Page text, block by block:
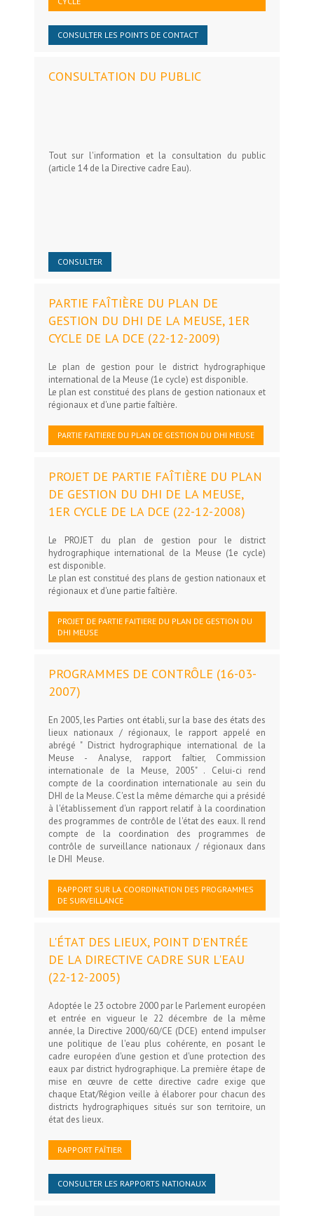
CONSULTER LES POINTS DE CONTACT
CONSULTATION DU PUBLIC
Tout sur l'information et la consultation du public
(article 14 de la Directive cadre Eau).
CONSULTER
PARTIE FAÎTIÈRE DU PLAN DE
GESTION DU DHI DE LA MEUSE, 1ER
CYCLE DE LA DCE (22-12-2009)
Le plan de gestion pour le district hydrographique
international de la Meuse (1e cycle) est disponible.
Le plan est constitué des plans de gestion nationaux et
régionaux et d'une partie faîtière.
PARTIE FAITIERE DU PLAN DE GESTION DU DHI MEUSE
PROJET DE PARTIE FAÎTIÈRE DU PLAN
DE GESTION DU DHI DE LA MEUSE,
1ER CYCLE DE LA DCE (22-12-2008)
Le PROJET du plan de gestion pour le district
hydrographique international de la Meuse (1e cycle)
est disponible.
Le plan est constitué des plans de gestion nationaux et
régionaux et d'une partie faîtière.
PROJET DE PARTIE FAITIERE DU PLAN DE GESTION DU
DHI MEUSE
PROGRAMMES DE CONTRÔLE (16-03-
2007)
En 2005, les Parties ont établi, sur la base des états des
lieux nationaux / régionaux, le rapport appelé en
abrégé " District hydrographique international de la
Meuse - Analyse, rapport faîtier, Commission
internationale de la Meuse, 2005" . Celui-ci rend
compte de la coordination internationale au sein du
DHI de la Meuse. C'est la même démarche qui a présidé
à l'établissement d'un rapport relatif à la coordination
des programmes de contrôle de l'état des eaux. Il rend
compte de la coordination des programmes de
contrôle de surveillance nationaux / régionaux dans
le DHI Meuse.
RAPPORT SUR LA COORDINATION DES PROGRAMMES
DE SURVEILLANCE
L'ÉTAT DES LIEUX, POINT D'ENTRÉE
DE LA DIRECTIVE CADRE SUR L'EAU
(22-12-2005)
Adoptée le 23 octobre 2000 par le Parlement européen
et entrée en vigueur le 22 décembre de la même
année, la Directive 2000/60/CE (DCE) entend impulser
une politique de l'eau plus cohérente, en posant le
cadre européen d'une gestion et d'une protection des
eaux par district hydrographique. La première étape de
mise en œuvre de cette directive cadre exige que
chaque Etat/Région veille à élaborer pour chacun des
districts hydrographiques situés sur son territoire, un
état des lieux.
RAPPORT FAÎTIER
CONSULTER LES RAPPORTS NATIONAUX